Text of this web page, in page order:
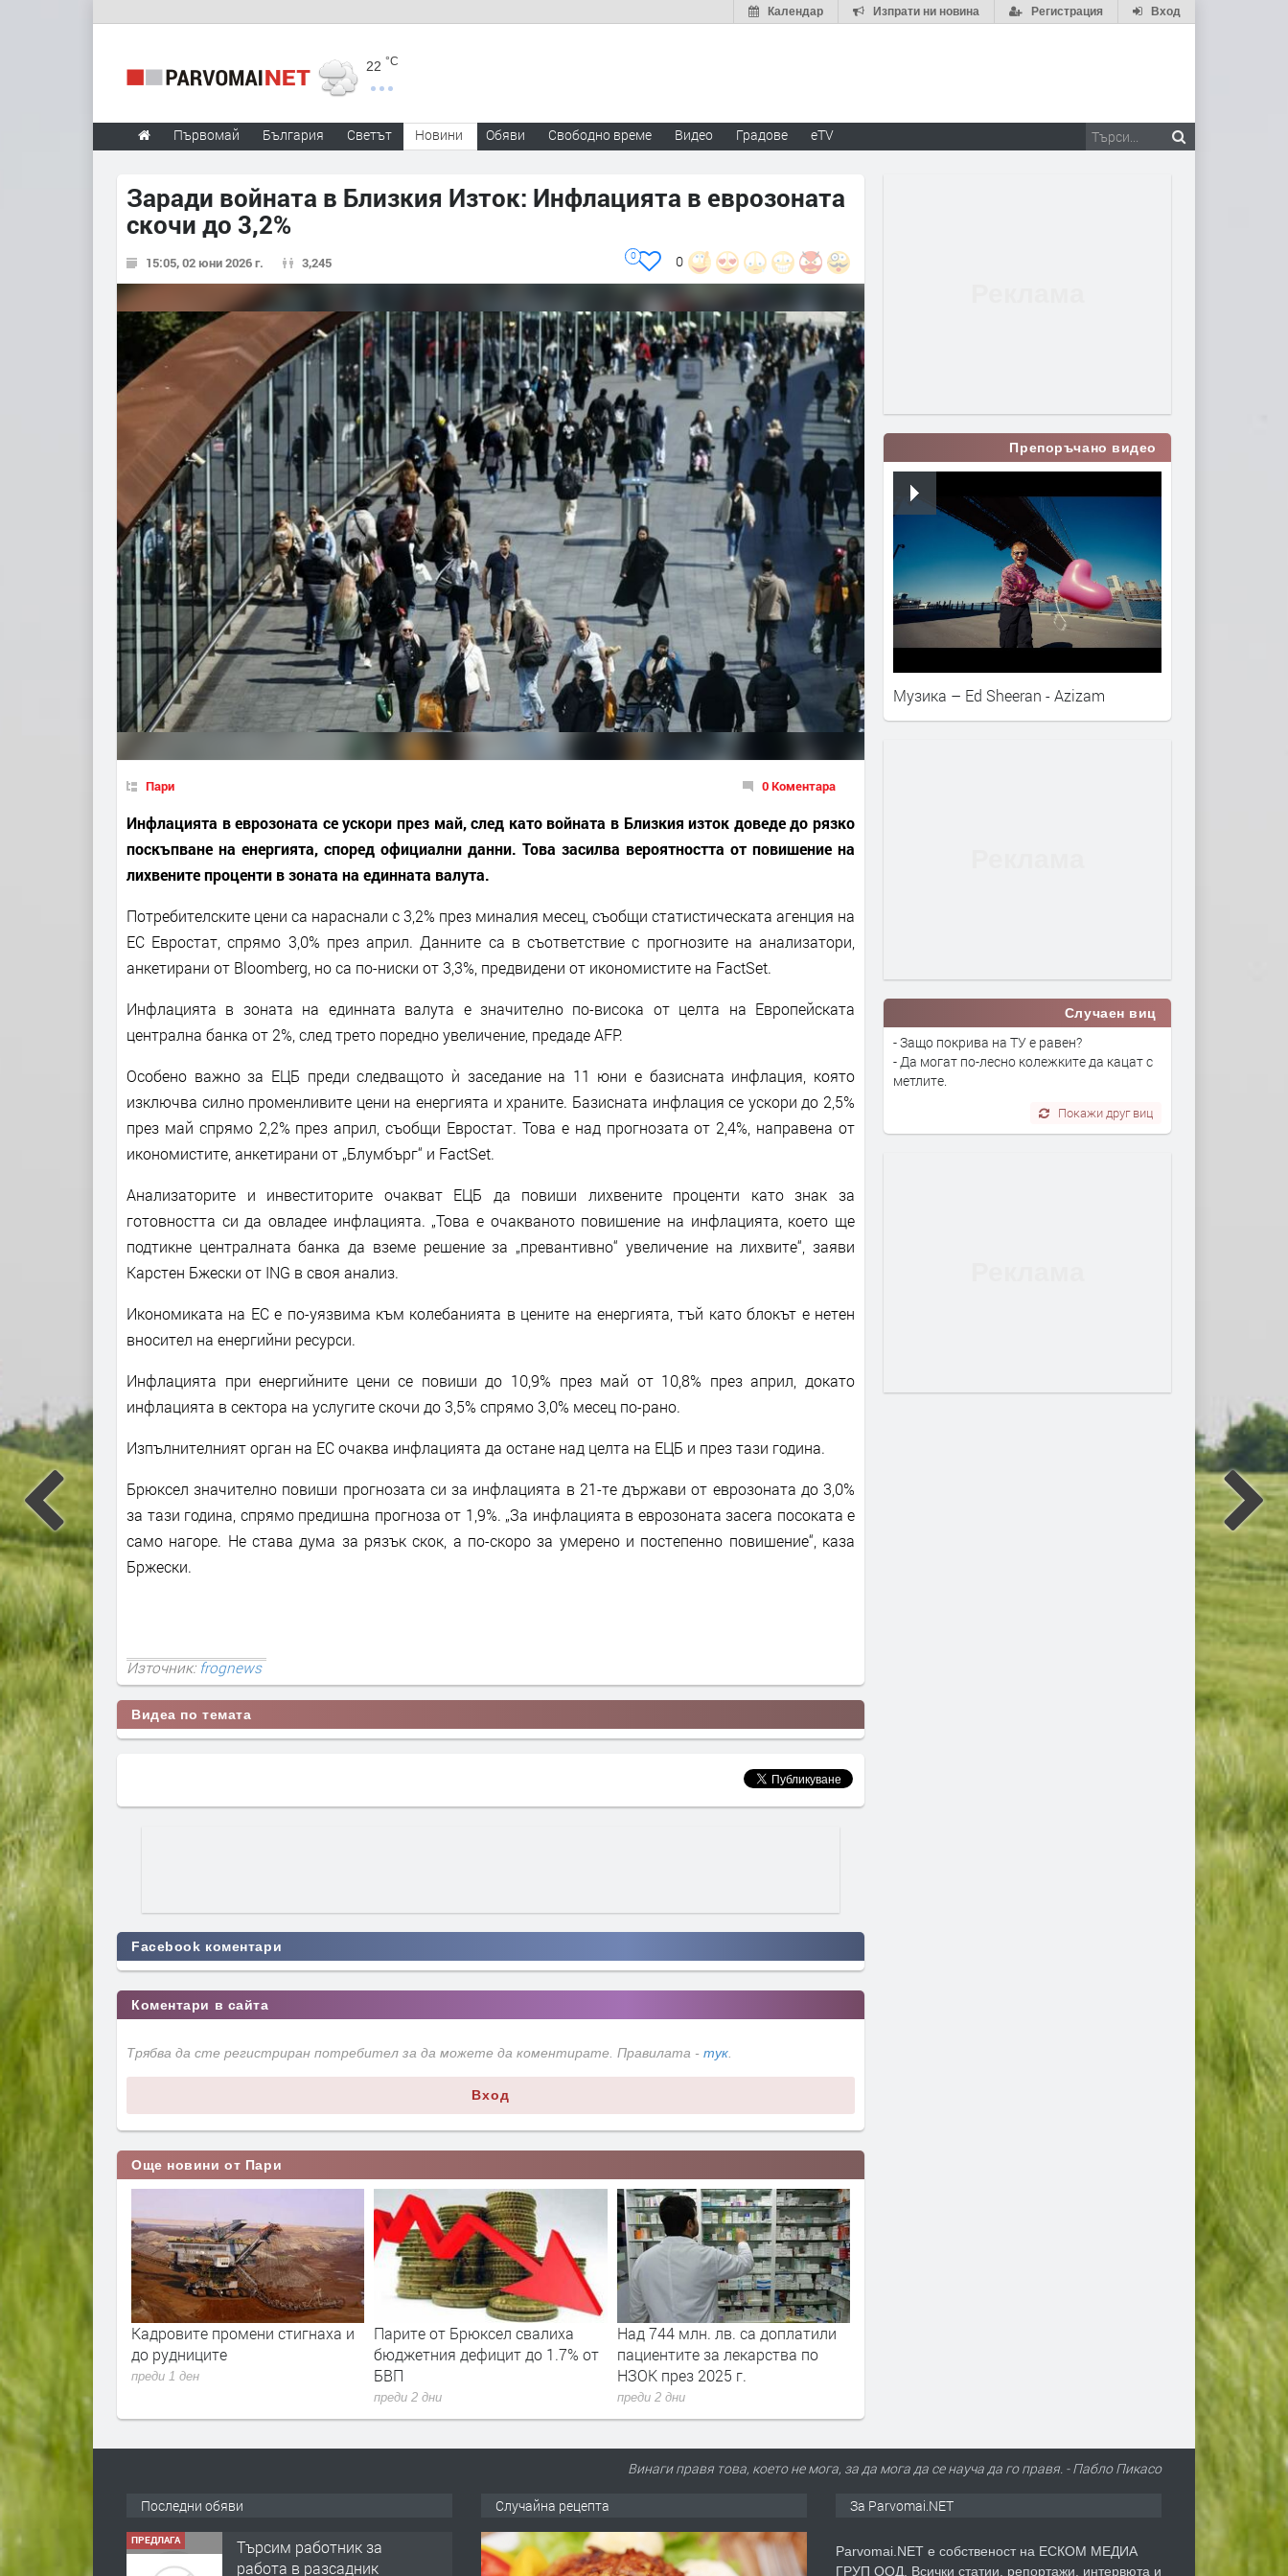
Вход
Регистрация
Изпрати ни новина
Календар
22 °C
Първомай България Светът Новини Обяви Свободно време Видео Градове eTV
Заради войната в Близкия Изток: Инфлацията в еврозоната
скочи до 3,2%
15:05, 02 юни 2026 г. 3,245 0
0
Пари 0 Коментара
Инфлацията в еврозоната се ускори през май, след като войната в Близкия изток доведе до рязко
поскъпване на енергията, според официални данни. Това засилва вероятността от повишение на
лихвените проценти в зоната на единната валута.
Потребителските цени са нараснали с 3,2% през миналия месец, съобщи статистическата агенция на
ЕС Евростат, спрямо 3,0% през април. Данните са в съответствие с прогнозите на анализатори,
анкетирани от Bloomberg, но са по-ниски от 3,3%, предвидени от икономистите на FactSet.
Инфлацията в зоната на единната валута е значително по-висока от целта на Европейската
централна банка от 2%, след трето поредно увеличение, предаде AFP.
Особено важно за ЕЦБ преди следващото ѝ заседание на 11 юни е базисната инфлация, която
изключва силно променливите цени на енергията и храните. Базисната инфлация се ускори до 2,5%
през май спрямо 2,2% през април, съобщи Евростат. Това е над прогнозата от 2,4%, направена от
икономистите, анкетирани от „Блумбърг“ и FactSet.
Анализаторите и инвеститорите очакват ЕЦБ да повиши лихвените проценти като знак за
готовността си да овладее инфлацията. „Това е очакваното повишение на инфлацията, което ще
подтикне централната банка да вземе решение за „превантивно“ увеличение на лихвите“, заяви
Карстен Бжески от ING в своя анализ.
Икономиката на ЕС е по-уязвима към колебанията в цените на енергията, тъй като блокът е нетен
вносител на енергийни ресурси.
Инфлацията при енергийните цени се повиши до 10,9% през май от 10,8% през април, докато
инфлацията в сектора на услугите скочи до 3,5% спрямо 3,0% месец по-рано.
Изпълнителният орган на ЕС очаква инфлацията да остане над целта на ЕЦБ и през тази година.
Брюксел значително повиши прогнозата си за инфлацията в 21-те държави от еврозоната до 3,0%
за тази година, спрямо предишна прогноза от 1,9%. „За инфлацията в еврозоната засега посоката е
само нагоре. Не става дума за рязък скок, а по-скоро за умерено и постепенно повишение“, каза
Бржески.
Източник:frognews
Видеа по темата
Facebook коментари
Коментари в сайта
Трябва да сте регистриран потребител за да можете да коментирате. Правилата - тук.
Вход
Още новини от Пари
стигнаха и
Парите от Брюксел свалиха
бюджетния дефицит до 1.7% от
БВП
Над 744 млн. лв. са доплатили
пациентите за лекарства по
НЗОК през 2025 г.
преди 2 дни
Вече може да се подават молби
за личен фалит
преди 2 дни
Цената на дизела е
над 17% за месец. И
продължава да расте
Препоръчано видео
Музика – Ed Sheeran - Azizam
Случаен виц
- Защо покрива на ТУ е равен?
- Да могат по-лесно колежките да кацат с
метлите.
Покажи друг виц
Винаги правя това, което не мога, за да мога да се науча да го правя. - Пабло Пикасо
Последни обяви
ПРЕДЛАГА
🌱 Работник в
разсадник
Случайна рецепта За Parvomai.NET
Parvomai.NET е собственост на ЕСКОМ МЕДИА
ГРУП ООД. Всички статии, репортажи, интервюта и